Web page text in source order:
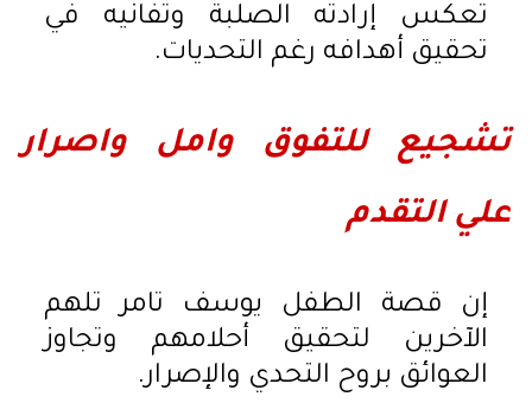
تعكس إرادته الصلبة وتفانيه في
تحقيق أهدافه رغم التحديات.
تشجيع للتفوق وامل واصرار
علي التقدم
إن قصة الطفل يوسف تامر تلهم
الآخرين لتحقيق أحلامهم وتجاوز
العوائق بروح التحدي والإصرار.